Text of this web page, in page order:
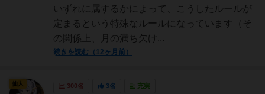
いずれに属するかによって、こうしたルールが
定まるという特殊なルールになっています（そ
の関係上、月の満ち欠け...
続きを読む（12ヶ月前）
300名 3名 充実
仙人